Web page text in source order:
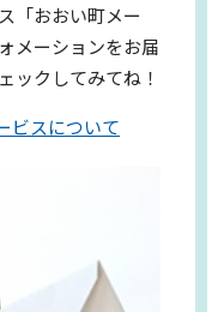
「おおい町メー
メーションをお届
ックしてみてね！
ビスについて